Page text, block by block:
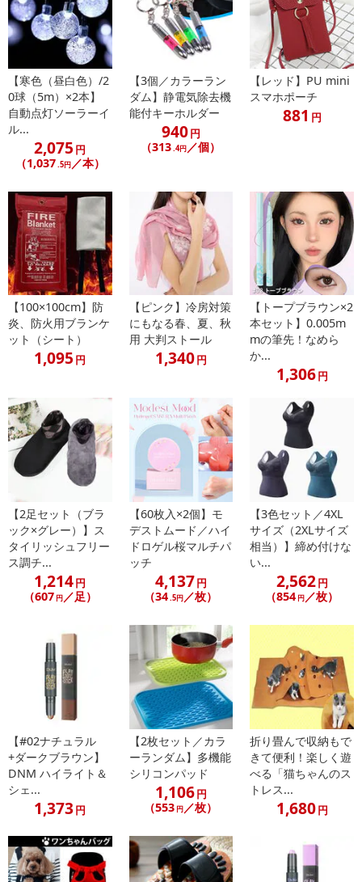
【寒色（昼白色）/2
0球（5m）×2本】
自動点灯ソーラーイ
ル...
2,075 円
（1,037 .5円／本）
【3個／カラーラン
ダム】静電気除去機
能付キーホルダー
940円
（313 .4円 ／個）
【レッド】PU mini
スマホポーチ
881 円
【100×100cm】防
炎、防火用ブランケ
ット（シート）
1,095 円
【ピンク】冷房対策
にもなる春、夏、秋
用 大判ストール
1,340円
【トープブラウン×2
本セット】0.005m
mの筆先！なめら
か...
1,306円
【2足セット（ブラ
ック×グレー）】ス
タイリッシュフリー
ス調チ...
1,214円
（607 円／足）
【60枚入×2個】モ
デストムード／ハイ
ドロゲル桜マルチパ
ッチ
4,137円
（34.5円／枚）
【3色セット／4XL
サイズ（2XLサイズ
相当）】締め付けな
い...
2,562円
（854 円／枚）
【#02ナチュラル
+ダークブラウン】
DNM ハイライト＆
シェ...
1,373円
【2枚セット／カラ
ーランダム】多機能
シリコンパッド
1,106円
（553 円 ／枚）
折り畳んで収納もで
きて便利！楽しく遊
べる「猫ちゃんのス
トレス...
1,680円